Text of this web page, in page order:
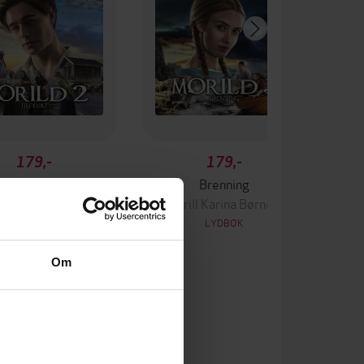
Om
179,-
Tilflukt
Karina Børnes
179,-
Brenning
Torill Karina Børnes
LYDBOK